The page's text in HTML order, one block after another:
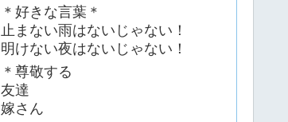
＊好きな言葉＊
止まない雨はないじゃない！
明けない夜はないじゃない！
＊尊敬する
友達
嫁さん